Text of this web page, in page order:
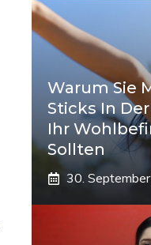
Warum Sie
Sticks In
Ihr
Sollten
30.